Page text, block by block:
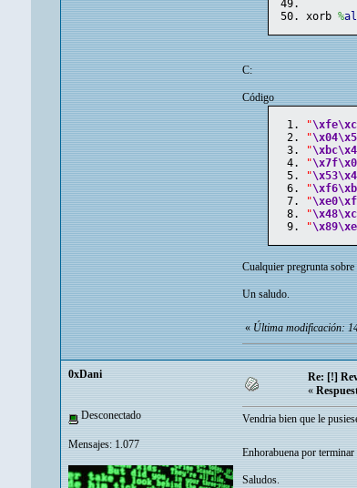
xorb %al
C:
Código
"\xfe
"\x04
"\xbc
"\x7f
"\x53
"\xf6
"\xe0
"\x48
"\x89
Cualquier pregrunta
Un saludo.
«Última modificación:
0xDani
Desconectado
Mensajes: 1.077
Re: [!]
«
Vendria bien que le
Enhorabuena por
Saludos.